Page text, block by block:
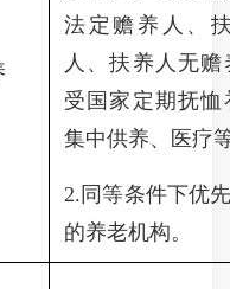
法定赡养人、
人、扶养人无
受国家定期抚
集中供养、医疗
2.同等条件下优
的养老机构。